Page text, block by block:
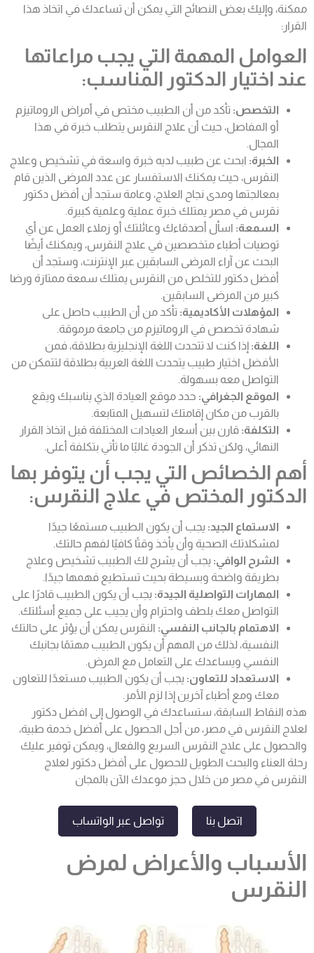
ممكنة، وإليك بعض النصائح التي يمكن أن تساعدك في اتخاذ هذا
القرار:
العوامل المهمة التي يجب مراعاتها
عند اختيار الدكتور المناسب:
التخصص: تأكد من أن الطبيب مختص في أمراض الروماتيزم
أو المفاصل، حيث أن علاج النقرس يتطلب خبرة في هذا
المجال.
الخبرة: ابحث عن طبيب لديه خبرة واسعة في تشخيص وعلاج
النقر س، حيث يمكنك الاستفسار عن عدد المرضى الذين قام
بمعالجتها ومدى نجاح العلاج، وعامة ستجد أن أفضل دكتور
نقرس في مصر يمتلك خبرة عملية وعلمية كبيرة.
السمعة: اسأل أصدقاءك وعائلتك أو زملاء العمل عن أي
توصيات أطباء متخصصين في علاج النقر س، ويمكنك أيضًا
البحث عن آراء المرضى السابقين عبر الإنترنت، وستجد أن
أفضل دكتور للتخلص من النقرس يمتلك سمعة ممتازة ورضا
كبير من المرضى السابقين.
المؤهلات الأكاديمية: تأكد من أن الطبيب حاصل على
شهادة تخصص في الروماتيزم من جامعة مرموقة.
اللغة: إذا كنت لا تتحدث اللغة الإنجليزية بطلاقة، فمن
الأفضل اختيار طبيب يتحدث اللغة العربية بطلاقة لتتمكن من
التواصل معه بسهولة.
الموقع الجغرافي: حدد موقع العيادة الذي يناسبك ويقع
بالقرب من مكان إقامتك لتسهيل المتابعة.
التكلفة: قارن بين أسعار العيادات المختلفة قبل اتخاذ القرار
النهائي، ولكن تذكر أن الجودة غالبًا ما تأتي بتكلفة أعلى.
أهم الخصائص التي يجب أن يتوفر بها
الدكتور المختص في علاج النقرس:
الاستماع الجيد: يجب أن يكون الطبيب مستمعًا جيدًا
لمشكلاتك الصحية وأن يأخذ وقتًا كافيًا لفهم حالتك.
الشرح الوافي: يجب أن يشرح لك الطبيب تشخيص وعلاج
بطريقة واضحة وبسيطة بحيث تستطيع فهمها جيدًا.
المهارات التواصلية الجيدة: يجب أن يكون الطبيب قادرًا على
التواصل معك بلطف واحترام وأن يجيب على جميع أسئلتك.
الاهتمام بالجانب النفسي: النقرس يمكن أن يؤثر على حالتك
النفسية، لذلك من المهم أن يكون الطبيب مهتمًا بجانبك
النفسي ويساعدك على التعامل مع المرض.
الاستعداد للتعاون: يجب أن يكون الطبيب مستعدًا للتعاون
معك ومع أطباء آخرين إذا لزم الأمر.
هذه النقاط السابقة، ستساعدك في الوصول إلى افضل دكتور
لعلاج النقرس في مصر، من أجل الحصول على أفضل خدمة طبية،
والحصول على علاج النقرس السريع والفعال، ويمكن توفير عليك
رحلة العناء والبحث الطويل للحصول على أفضل دكتور لعلاج
النقرس في مصر من خلال حجز موعدك الآن بالمجان
اتصل بنا تواصل عبر الواتساب
الأسباب والأعراض لمرض
النقرس